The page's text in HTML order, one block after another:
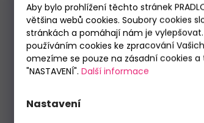
Aby bylo prohlížení těchto stránek
většina webů cookies. Soubory cookies
stránkách a pomáhají nám je vylepšovat.
používáním cookies ke zpracování
omezíme se pouze na zásadní cookies
"NASTAVENÍ". Další informace
Nastavení
Dámská noční košile Sensis
Super Girl